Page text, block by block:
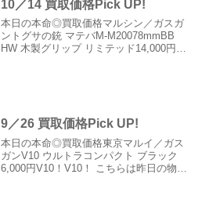
10／14 買取価格Pick UP!
本日の本命◎買取価格マルシン／ガスガ
ントグサの銃 マテバM-M20078mmBB
HW 木製グリップ リミテッド14,000円ア
9／26 買取価格Pick UP!
本日の本命◎買取価格東京マルイ／ガス
ガンV10 ウルトラコンパクト ブラック
6,000円V10！V10！ こちらは昨日の物の